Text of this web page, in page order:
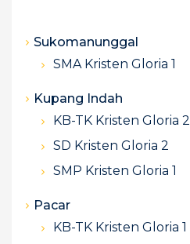
a Sukomanunggal
SMA Kristen Gloria 1
Kupang Indah
KB-TK Kristen Gloria 2
SD Kristen Gloria 2
SMP Kristen Gloria 1
Pacar
KB-TK Kristen Gloria 1